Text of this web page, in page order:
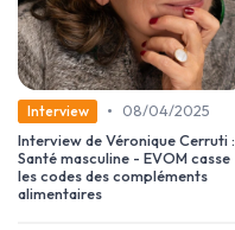
Interview •
08/04/2025
Interview de Véronique Cerruti :
Santé masculine - EVOM casse
les codes des compléments
alimentaires